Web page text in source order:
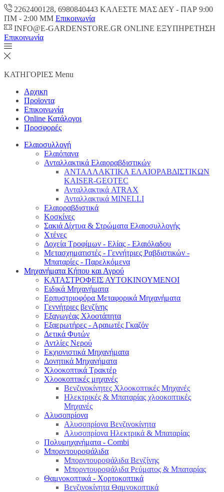
2262400128, 6980840443 ΚΑΛΕΣΤΕ ΜΑΣ ΔΕΥ - ΠΑΡ 9:00
ΠM - 2:00 ΜΜ Επικοινωνία
INFO@E-GARDENSTORE.GR ONLINE ΕΞΥΠΗΡΕΤΗΣH
Επικοινωνία
ΚΑΤΗΓΟΡΙΕΣ Menu
Αρχικη
Προϊοντα
Επικοινωνία
Online Κατάλογοι
Προσφορές
Ελαιοσυλλογή
Ελαιόπανα
Ανταλλακτικά Ελαιοραβδιστικών
ΑΝΤΑΛΛΑΚΤΙΚΑ ΕΛΑΙΟΡΑΒΔΙΣΤΙΚΩΝ
KAISER-GEOTEC
Ανταλλακτικά ATRAX
Ανταλλακτικά MINELLI
Ελαιοραβδιστικά
Κοσκίνες
Σακιά Δίχτυα & Στρώματα Ελαιοσυλλογής
Χτένες
Δοχεία Τροφίμων - Ελίας - Ελαιόλαδου
Μετασχηματιστές - Γεννήτριες Ραβδιστικών -
Μπαταρίες - Παρελκόμενα
Μηχανήματα Κήπου και Αγρού
ΚΑΤΑΣΤΡΟΦΕΙΣ ΑΥΤΟΚΙΝΟΥΜΕΝΟΙ
Ειδικά Μηχανήματα
Eρπυστριοφόρα Μεταφορικά Μηχανήματα
Γεννήτριες βενζίνης
Εξαγωγέας Χλοοτάπητα
Εξαερωτήρες - Αραιωτές Γκαζόν
Δετικά Φυτών
Αντλίες Νερού
Εκχιονιστικά Μηχανήματα
Δονητικά Μηχανήματα
Χλοοκοπτικά Τρακτέρ
Χλοοκοπτικές μηχανές
Βενζινοκίνητες Χλοοκοπτικές Μηχανές
Ηλεκτρικές & Μπαταρίας χλοοκοπτικές
Μηχανές
Αλυσοπρίονα
Αλυσοπρίονα Βενζινοκίνητα
Αλυσοπρίονα Ηλεκτρικά & Μπαταρίας
Πολυμηχανήματα - Combi
Μπορντουροψάλιδα
Μπορντουροψάλιδα Βενζίνης
Μπορντουροψάλιδα Ρεύματος & Μπαταρίας
Θαμνοκοπτικά - Χορτοκοπτικά
Βενζινοκίνητα Θαμνοκοπτικά